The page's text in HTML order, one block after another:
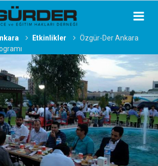
Etkinlikler
Özgür-Der Ankara